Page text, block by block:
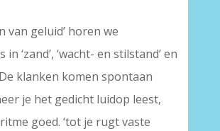
van geluid’ horen we
‘zand’, ‘wacht- en stilstand’ en
De klanken komen spontaan
je het gedicht luidop leest,
goed. ‘tot je rugt vaste